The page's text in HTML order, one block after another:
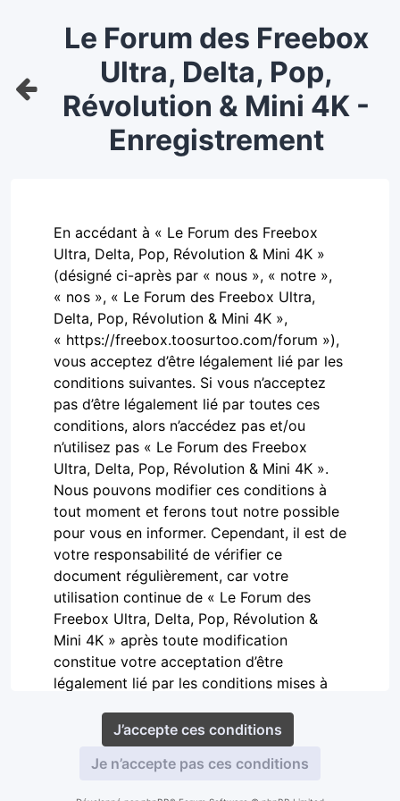
Le Forum des Freebox
Ultra, Delta, Pop,
Révolution & Mini 4K -
Enregistrement
En accédant à « Le Forum des Freebox
Ultra, Delta, Pop, Révolution & Mini 4K »
(désigné ci-après par « nous », « notre »,
« nos », « Le Forum des Freebox Ultra,
Delta, Pop, Révolution & Mini 4K »,
« https://freebox.toosurtoo.com/forum »),
vous acceptez d’être légalement lié par les
conditions suivantes. Si vous n’acceptez
pas d’être légalement lié par toutes ces
conditions, alors n’accédez pas et/ou
n’utilisez pas « Le Forum des Freebox
Ultra, Delta, Pop, Révolution & Mini 4K ».
Nous pouvons modifier ces conditions à
tout moment et ferons tout notre possible
pour vous en informer. Cependant, il est de
votre responsabilité de vérifier ce
document régulièrement, car votre
utilisation continue de « Le Forum des
Freebox Ultra, Delta, Pop, Révolution &
Mini 4K » après toute modification
constitue votre acceptation d’être
légalement lié par les conditions mises à
Nos forums sont propulsés par phpBB
(désigné ci-après par « ils », « eux »,